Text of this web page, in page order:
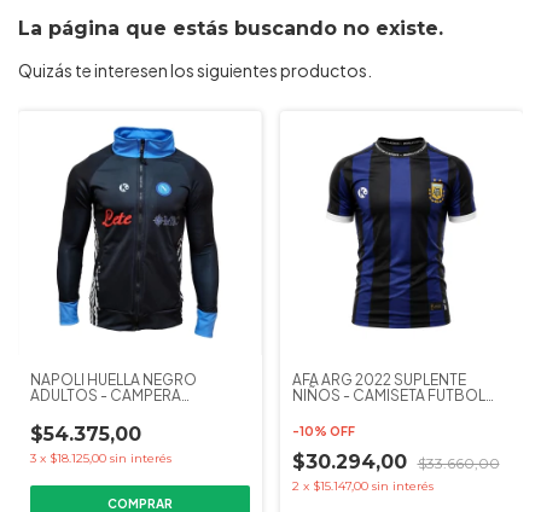
La página que estás buscando no existe.
Quizás te interesen los siguientes productos.
NAPOLI HUELLA NEGRO
ADULTOS - CAMPERA
$54.375,00
3 x $18.125,00 sin interés
COMPRAR
AFA ARG 2022 SUPLENTE
NIÑOS - CAMISETA FUTBOL
-10% OFF
$30.294,00 $33.660,00
2 x $15.147,00 sin interés